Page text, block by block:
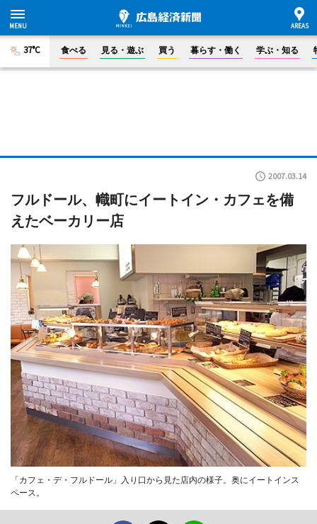
37°C 食べる 見る・遊ぶ 買う 暮らす・働く 学ぶ・知る
2007.03.14
フルドール、幟町にイートイン・カフェを備
えたベーカリー店
「カフェ・デ・フルドール」入り口から見た店内の様子。奥にイートインス
ペース。